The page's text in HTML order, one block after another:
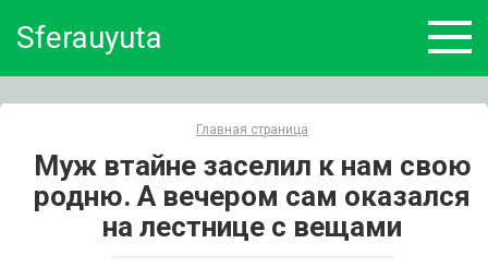
Sferauyuta
Главная страница
Муж втайне заселил к нам свою
родню. А вечером сам оказался
на лестнице с вещами